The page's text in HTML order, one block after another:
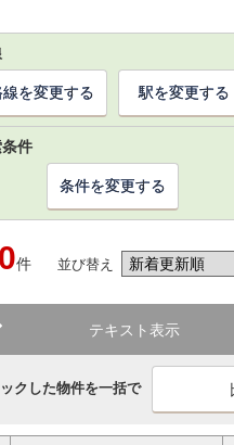
線を変更する 駅を変更する
件
条件を変更する
件 並び替え
テキスト表示
クした物件を一括で